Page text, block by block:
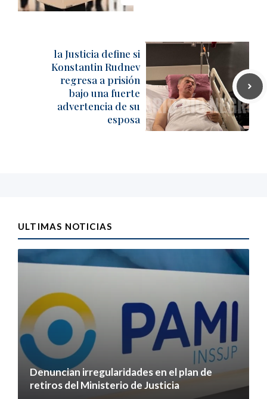
la Justicia define si
Konstantin Rudnev
regresa a prisión
bajo una fuerte
advertencia de su
esposa
ULTIMAS NOTICIAS
Denuncian irregularidades en el plan de
retiros del Ministerio de Justicia